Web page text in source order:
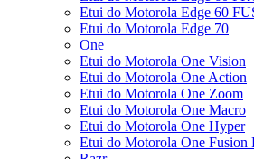
Etui do Motorola Edge 60
Etui do Motorola Edge 70
One
Etui do Motorola One Vision
Etui do Motorola One Action
Etui do Motorola One Zoom
Etui do Motorola One Macro
Etui do Motorola One Hyper
Etui do Motorola One Fusion